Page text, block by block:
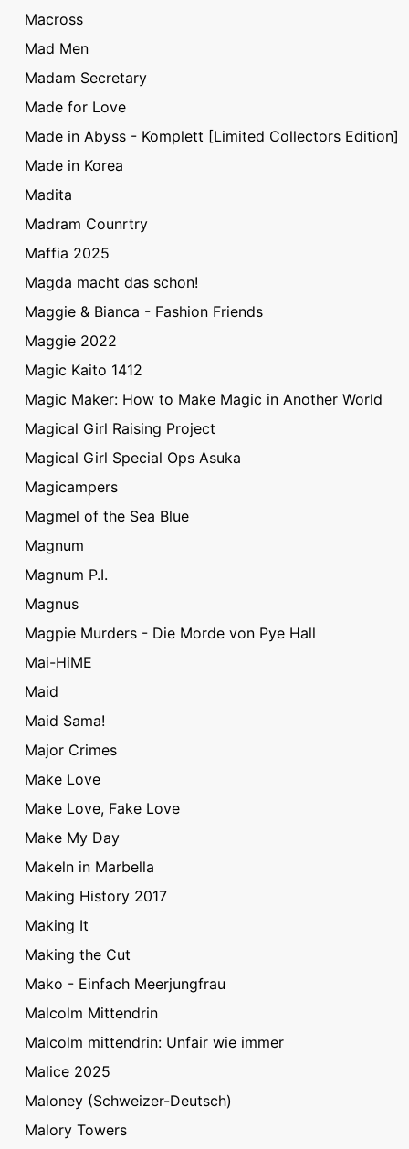
Macross
Mad Men
Madam Secretary
Made for Love
Made in Abyss - Komplett [Limited Collectors Edition]
Made in Korea
Madita
Madram Counrtry
Maffia 2025
Magda macht das schon!
Maggie & Bianca - Fashion Friends
Maggie 2022
Magic Kaito 1412
Magic Maker: How to Make Magic in Another World
Magical Girl Raising Project
Magical Girl Special Ops Asuka
Magicampers
Magmel of the Sea Blue
Magnum
Magnum P.I.
Magnus
Magpie Murders - Die Morde von Pye Hall
Mai-HiME
Maid
Maid Sama!
Major Crimes
Make Love
Make Love, Fake Love
Make My Day
Makeln in Marbella
Making History 2017
Making It
Making the Cut
Mako - Einfach Meerjungfrau
Malcolm Mittendrin
Malcolm mittendrin: Unfair wie immer
Malice 2025
Maloney (Schweizer-Deutsch)
Malory Towers